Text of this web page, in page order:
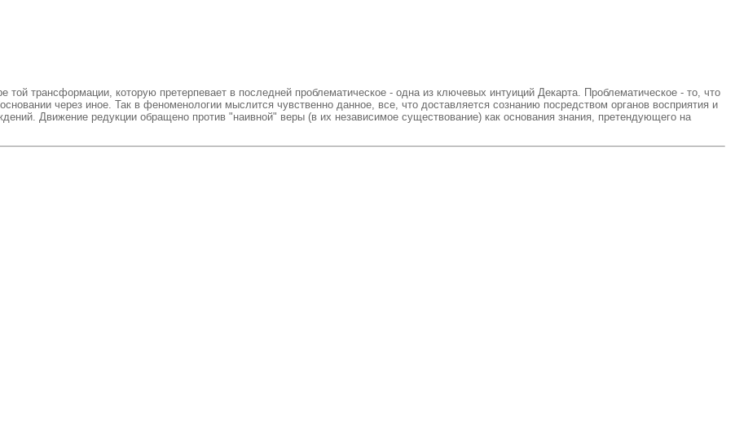
трансформации, которую претерпевает в последней проблематическое - одна из ключевых интуиций Декарта. Проблематическое - то, что
через иное. Так в феноменологии мыслится чувственно данное, все, что доставляется сознанию посредством органов восприятия и
Движение редукции обращено против "наивной" веры (в их независимое существование) как основания знания, претендующего на